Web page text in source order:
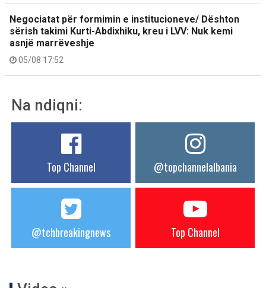
Negociatat për formimin e institucioneve/ Dështon
sërish takimi Kurti-Abdixhiku, kreu i LVV: Nuk kemi
asnjë marrëveshje
05/08 17:52
Na ndiqni:
Top Channel @topchannelalbania
@tchbreakingnews Top Channel